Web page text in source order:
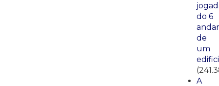
do 6
andar
de
um
A